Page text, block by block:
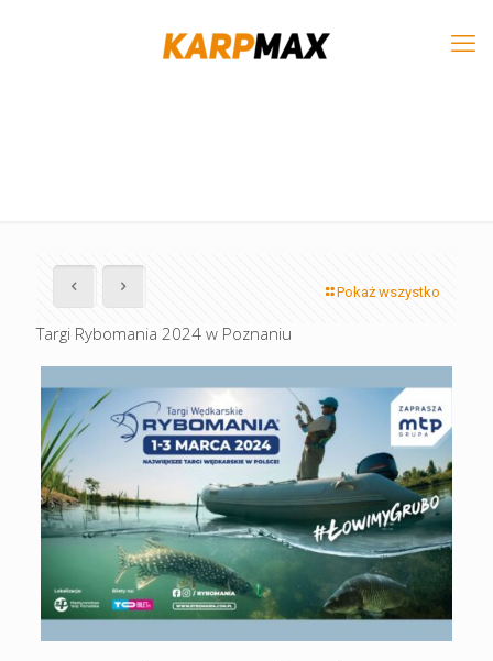
Pokaż wszystko
Targi Rybomania 2024 w Poznaniu